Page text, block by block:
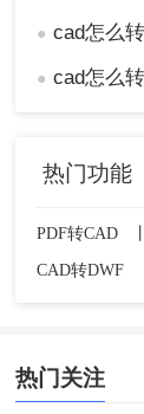
● cad怎么
● cad怎么转
热门功能
PDF转CAD
CAD转DWF
热门关注